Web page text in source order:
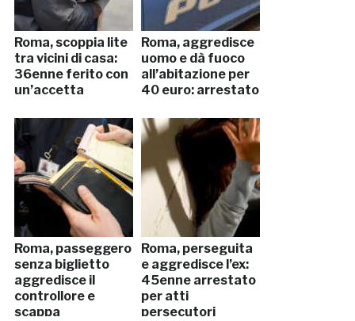
Roma, scoppia lite
tra vicini di casa:
36enne ferito con
un’accetta
Roma, aggredisce
uomo e dà fuoco
all’abitazione per
40 euro: arrestato
Roma, passeggero
senza biglietto
aggredisce il
controllore e
scappa
Roma, perseguita
e aggredisce l’ex:
45enne arrestato
per atti
persecutori